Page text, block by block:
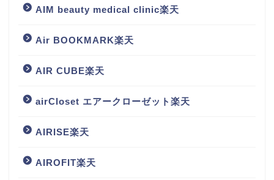
AIM beauty medical clinic楽天
Air BOOKMARK楽天
AIR CUBE楽天
airCloset エアークローゼット楽天
AIRISE楽天
AIROFIT楽天